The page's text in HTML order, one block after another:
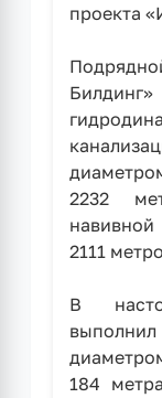
проекта
2232
2111
В
184